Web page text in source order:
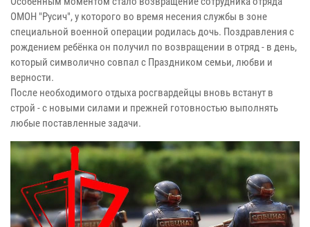
ОМОН "Русич", у которого во время несения службы в зоне
специальной военной операции родилась дочь. Поздравления с
рождением ребёнка он получил по возвращении в отряд - в день,
который символично совпал с Праздником семьи, любви и
верности.
После необходимого отдыха росгвардейцы вновь встанут в
строй - с новыми силами и прежней готовностью выполнять
любые поставленные задачи.